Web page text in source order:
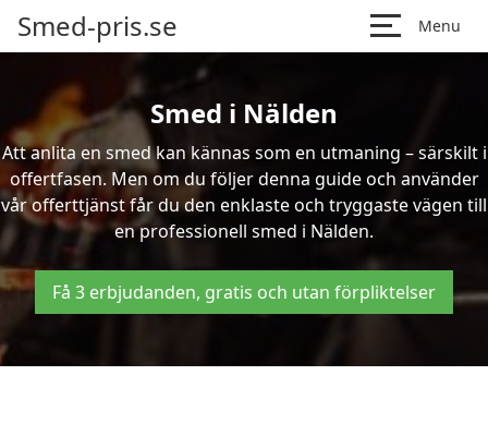
Smed-pris.se Menu
Smed i Nälden
Att anlita en smed kan kännas som en utmaning – särskilt i
offertfasen. Men om du följer denna guide och använder
vår offerttjänst får du den enklaste och tryggaste vägen till
en professionell smed i Nälden.
Få 3 erbjudanden, gratis och utan förpliktelser